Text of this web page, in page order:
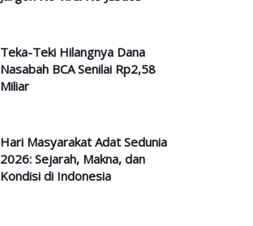
Teka-Teki Hilangnya Dana
Nasabah BCA Senilai Rp2,58
Miliar
Hari Masyarakat Adat Sedunia
2026: Sejarah, Makna, dan
Kondisi di Indonesia